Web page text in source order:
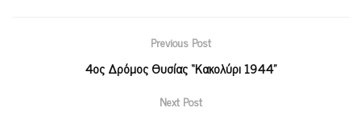
Previous Post
4ος Δρόμος Θυσίας “Κακολύρι 1944”
Next Post